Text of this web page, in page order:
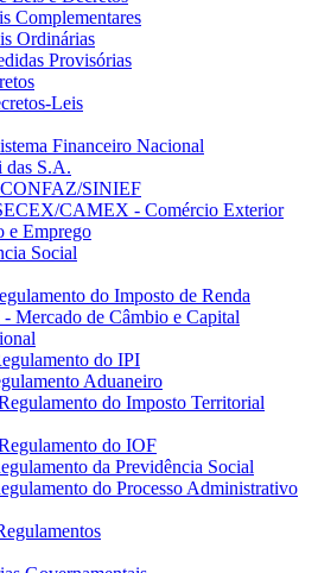
Complementares
Ordinárias
Provisórias
Leis
Financeiro Nacional
das S.A.
SINIEF
CAMEX - Comércio Exterior
e Emprego
Social
do Imposto de Renda
Mercado de Câmbio e Capital
do IPI
Aduaneiro
do Imposto Territorial
do IOF
da Previdência Social
do Processo Administrativo